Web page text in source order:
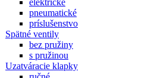
elektrické
pneumatické
príslušenstvo
Spätné ventily
bez pružiny
s pružinou
Uzatváracie klapky